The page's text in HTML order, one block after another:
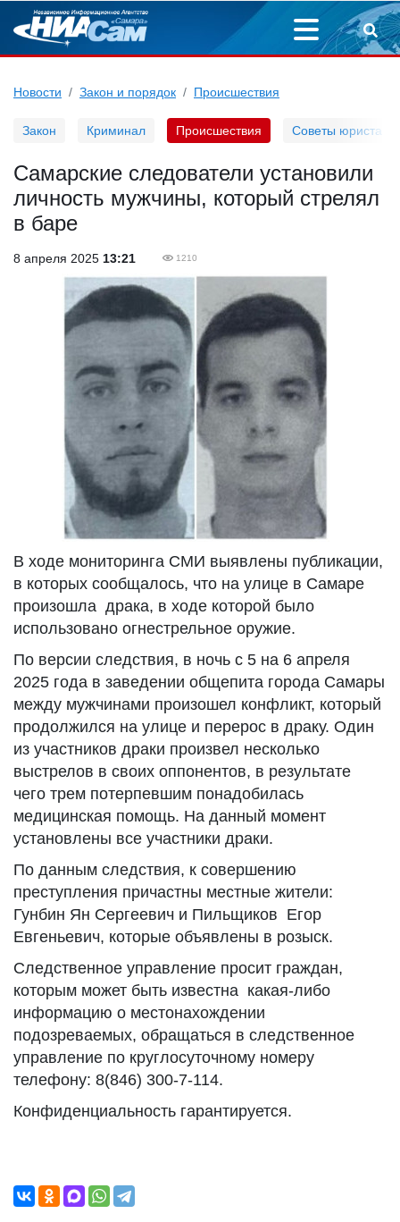
Новости Закон и порядок Происшествия
Закон Криминал Происшествия Советы юриста
Самарские следователи установили
личность мужчины, который стрелял
в баре
8 апреля 2025 13:21 1210
В ходе мониторинга СМИ выявлены публикации,
в которых сообщалось, что на улице в Самаре
произошла драка, в ходе которой было
использовано огнестрельное оружие.
По версии следствия, в ночь с 5 на 6 апреля
2025 года в заведении общепита города Самары
между мужчинами произошел конфликт, который
продолжился на улице и перерос в драку. Один
из участников драки произвел несколько
выстрелов в своих оппонентов, в результате
чего трем потерпевшим понадобилась
медицинская помощь. На данный момент
установлены все участники драки.
По данным следствия, к совершению
преступления причастны местные жители:
Гунбин Ян Сергеевич и Пильщиков Егор
Евгеньевич, которые объявлены в розыск.
Следственное управление просит граждан,
которым может быть известна какая-либо
информацию о местонахождении
подозреваемых, обращаться в следственное
управление по круглосуточному номеру
телефону: 8(846) 300-7-114.
Конфиденциальность гарантируется.